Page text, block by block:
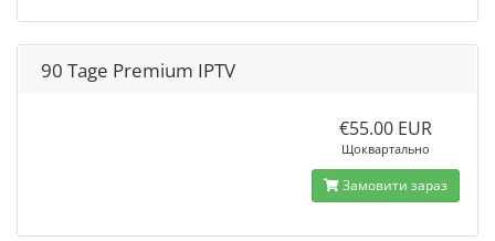
90 Tage Premium IPTV
€55.00 EUR
Щоквартально
Замовити зараз